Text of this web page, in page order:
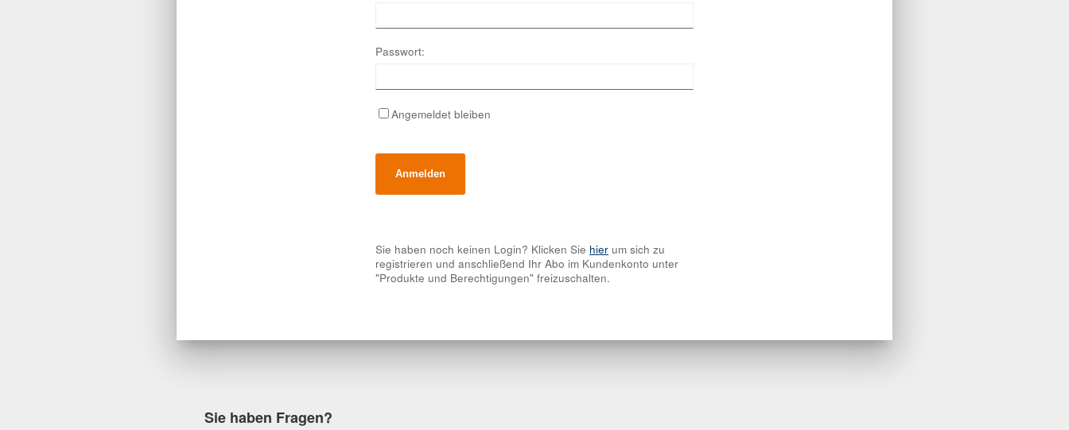
Passwort:
Angemeldet bleiben
Sie haben noch keinen Login? Klicken Sie hier um sich zu
registrieren und anschließend Ihr Abo im Kundenkonto unter
"Produkte und Berechtigungen" freizuschalten.
Sie haben Fragen?